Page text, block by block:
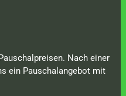
Nach einer
ein Pauschalangebot mit